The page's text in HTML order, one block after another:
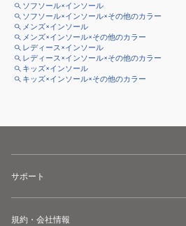
ソフソール×インソール
ソフソール×インソール×その他のカラー
メンズ×インソール
メンズ×インソール×その他のカラー
レディース×インソール
レディース×インソール×その他のカラー
キッズ×インソール
キッズ×インソール×その他のカラー
サポート
規約・会社情報